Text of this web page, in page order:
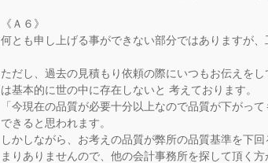
《Ａ６》
何とも申し上げる事ができない部分ではありますが、
ただし、過去の見積もり依頼の際にいつもお伝えを
は基本的に世の中に存在しないと 考えております。
「今現在の品質が必要十分以上なので品質が下がっ
できると思われます。
しかしながら、お考えの品質が弊所の品質基準を下
まりありませんので、他の会計事務所を探して頂く